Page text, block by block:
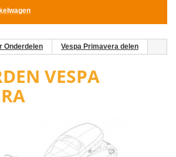
Onderdelen
Vespa Primavera delen
VESPA